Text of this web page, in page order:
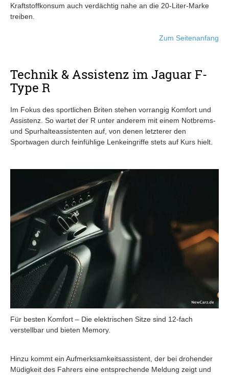
Kraftstoffkonsum auch verdächtig nahe an die 20-Liter-Marke
treiben.
Zum Seitenanfang
Technik & Assistenz im Jaguar F-
Type R
Im Fokus des sportlichen Briten stehen vorrangig Komfort und
Assistenz. So wartet der R unter anderem mit einem Notbrems-
und Spurhalteassistenten auf, von denen letzterer den
Sportwagen durch feinfühlige Lenkeingriffe stets auf Kurs hielt.
Für besten Komfort – Die elektrischen Sitze sind 12-fach
verstellbar und bieten Memory.
Hinzu kommt ein Aufmerksamkeitsassistent, der bei drohender
Müdigkeit des Fahrers eine entsprechende Meldung zeigt und